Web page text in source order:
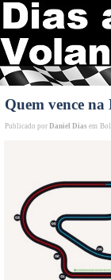
Quem vence na
Publicado por Daniel Dias em